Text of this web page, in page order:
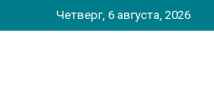
к
Четверг, 6 августа, 2026